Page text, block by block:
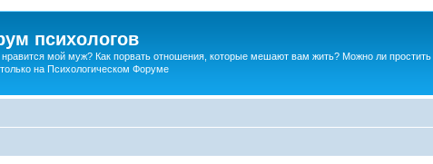
психологов
мой муж? Как порвать отношения, которые мешают вам жить? Можно ли
на Психологическом Форуме